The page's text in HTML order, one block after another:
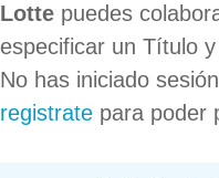
Lotte puedes
especificar un Título
No has iniciado
registrate para poder